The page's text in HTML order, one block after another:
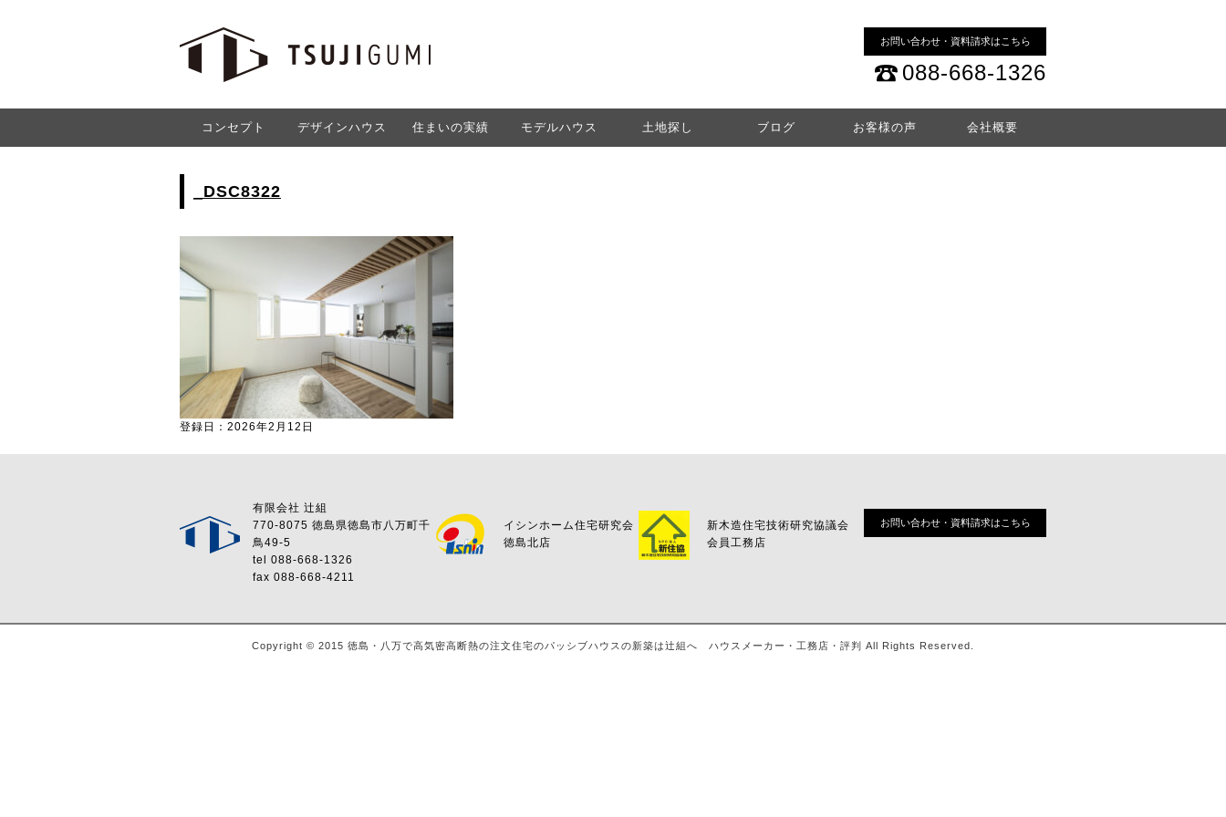
お問い合わせ・資料請求はこちら
088-668-1326
コンセプト デザインハウス 住まいの実績 モデルハウス 土地探し ブログ お客様の声 会社概要
_DSC8322
登録日：2026年2月12日
有限会社 辻組
770-8075 徳島県徳島市八万町千
鳥49-5
tel 088-668-1326
fax 088-668-4211
イシンホーム住宅研究会
徳島北店
新木造住宅技術研究協議会
会員工務店
お問い合わせ・資料請求はこちら
Copyright © 2015 徳島・八万で高気密高断熱の注文住宅のパッシブハウスの新築は辻組へ ハウスメーカー・工務店・評判 All Rights Reserved.